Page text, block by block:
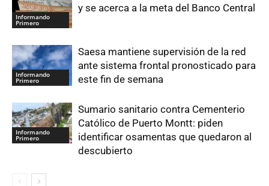
Informando
Primero
y se acerca a la meta del Banco Central
Informando
Primero
Saesa mantiene supervisión de la red
ante sistema frontal pronosticado para
este fin de semana
Informando
Primero
Sumario sanitario contra Cementerio
Católico de Puerto Montt: piden
identificar osamentas que quedaron al
descubierto